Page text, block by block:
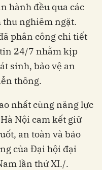
hành đều qua các
nghiêm ngặt.
phân công chi tiết
24/7 nhằm kịp
sinh, bảo vệ an
thông.
nhất cùng năng lực
Nội cam kết giữ
an toàn và bảo
của Đại hội đại
lần thứ XI./.